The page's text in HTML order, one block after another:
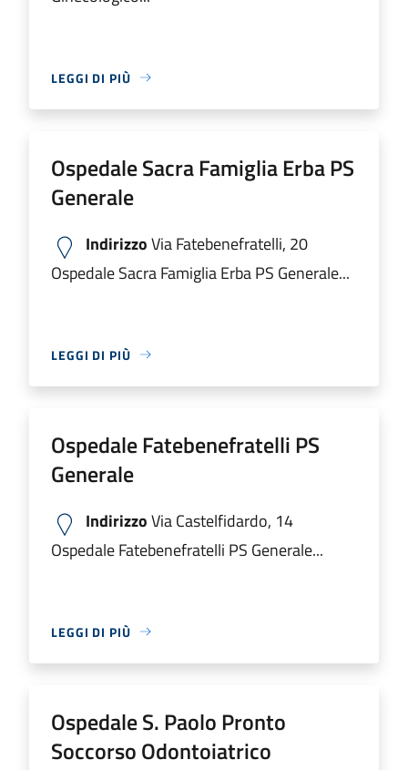
LEGGI DI PIÙ
Ospedale Sacra Famiglia Erba PS
Generale
IndirizzoVia Fatebenefratelli, 20
Ospedale Sacra Famiglia Erba PS Generale...
LEGGI DI PIÙ
Ospedale Fatebenefratelli PS
Generale
IndirizzoVia Castelfidardo, 14
Ospedale Fatebenefratelli PS Generale...
LEGGI DI PIÙ
Ospedale S. Paolo Pronto
Soccorso Odontoiatrico